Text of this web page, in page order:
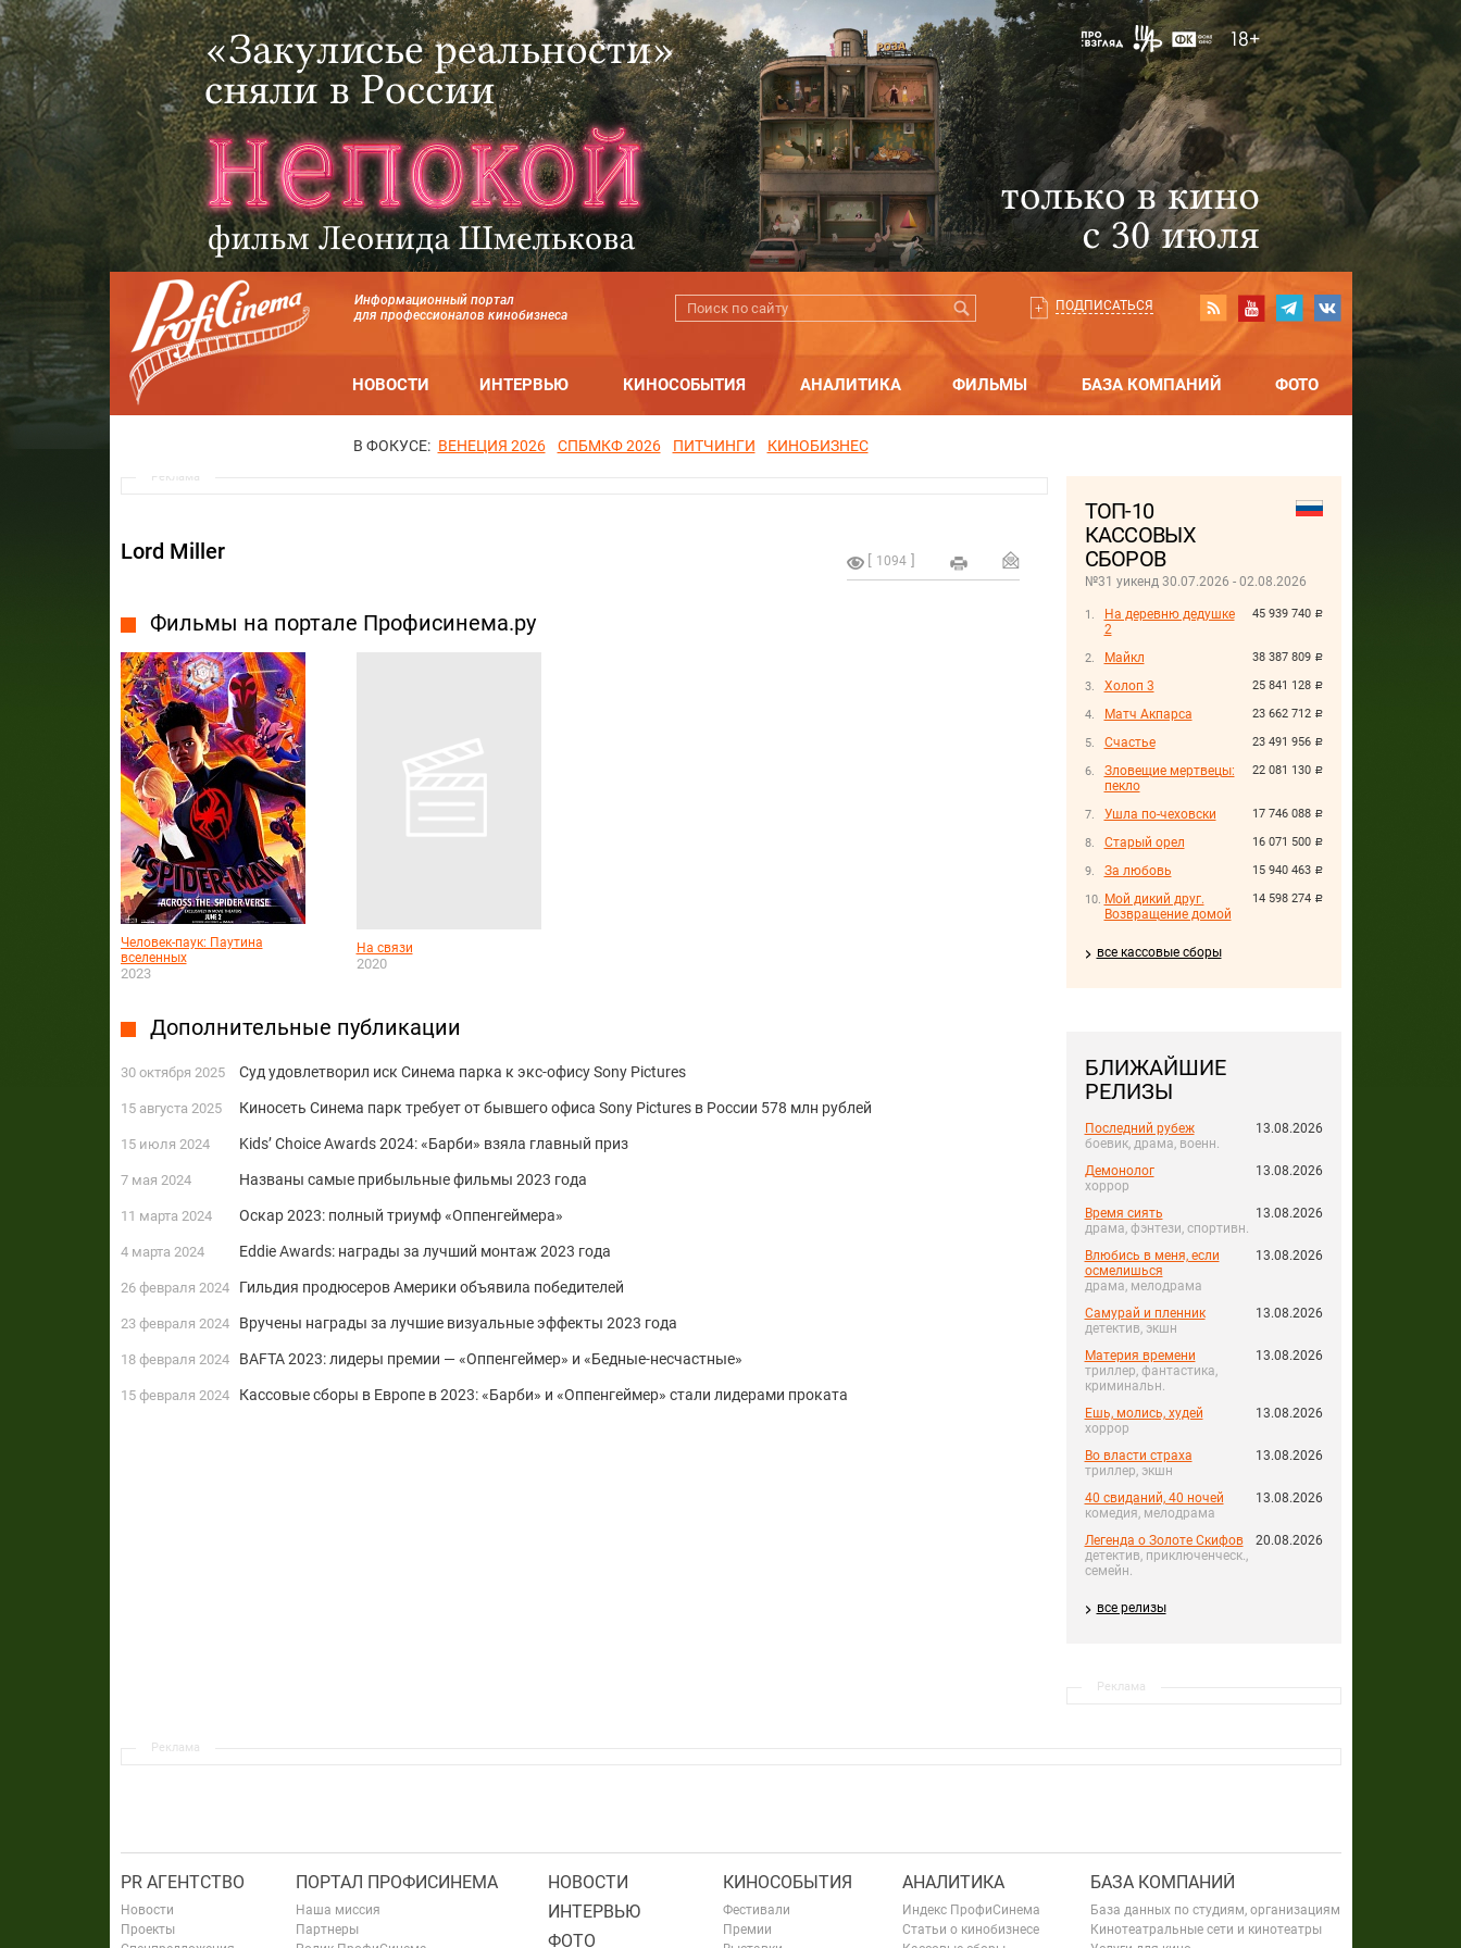
Информационный портал
для профессионалов кинобизнеса
ПОДПИСАТЬСЯ
НОВОСТИ ИНТЕРВЬЮ КИНОСОБЫТИЯ АНАЛИТИКА ФИЛЬМЫ БАЗА КОМПАНИЙ ФОТО
В ФОКУСЕ: ВЕНЕЦИЯ 2026 СПБМКФ 2026 ПИТЧИНГИ КИНОБИЗНЕС
ТОП-10
КАССОВЫХ
СБОРОВ
№31 уикенд 30.07.2026 - 02.08.2026
45 939 740 руб.
На деревню дедушке
2
38 387 809 руб.
Майкл
25 841 128 руб.
Холоп 3
23 662 712 руб.
Матч Акпарса
23 491 956 руб.
Счастье
22 081 130 руб.
Зловещие мертвецы:
пекло
17 746 088 руб.
Ушла по-чеховски
16 071 500 руб.
Старый орел
15 940 463 руб.
За любовь
14 598 274 руб.
Мой дикий друг.
Возвращение домой
все кассовые сборы
БЛИЖАЙШИЕ
РЕЛИЗЫ
Последний рубеж
боевик, драма, военн.
13.08.2026
Демонолог
хоррор
13.08.2026
Время сиять
драма, фэнтези, спортивн.
13.08.2026
Влюбись в меня, если
осмелишься
драма, мелодрама
13.08.2026
Самурай и пленник
детектив, экшн
13.08.2026
Материя времени
триллер, фантастика,
криминальн.
13.08.2026
Ешь, молись, худей
хоррор
13.08.2026
Во власти страха
триллер, экшн
13.08.2026
40 свиданий, 40 ночей
комедия, мелодрама
13.08.2026
Легенда о Золоте Скифов
детектив, приключенческ.,
семейн.
20.08.2026
все релизы
Реклама
Реклама
1094
Lord Miller
Фильмы на портале Профисинема.ру
Человек-паук: Паутина
вселенных
2023
На связи
2020
Дополнительные публикации
30 октября 2025 Суд удовлетворил иск Синема парка к экс-офису Sony Pictures
15 августа 2025 Киносеть Синема парк требует от бывшего офиса Sony Pictures в России 578 млн рублей
15 июля 2024 Kids’ Choice Awards 2024: «Барби» взяла главный приз
7 мая 2024 Названы самые прибыльные фильмы 2023 года
11 марта 2024 Оскар 2023: полный триумф «Оппенгеймера»
4 марта 2024 Eddie Awards: награды за лучший монтаж 2023 года
26 февраля 2024 Гильдия продюсеров Америки объявила победителей
23 февраля 2024 Вручены награды за лучшие визуальные эффекты 2023 года
18 февраля 2024 BAFTA 2023: лидеры премии — «Оппенгеймер» и «Бедные-несчастные»
15 февраля 2024 Кассовые сборы в Европе в 2023: «Барби» и «Оппенгеймер» стали лидерами проката
Реклама
PR АГЕНТСТВО
Новости
Проекты
ПОРТАЛ ПРОФИСИНЕМА
Наша миссия
Партнеры
НОВОСТИ
ИНТЕРВЬЮ
ФОТО
КИНОСОБЫТИЯ
Фестивали
Премии
АНАЛИТИКА
Индекс ПрофиСинема
Статьи о кинобизнесе
БАЗА КОМПАНИЙ
База данных по студиям, организациям
Кинотеатральные сети и кинотеатры